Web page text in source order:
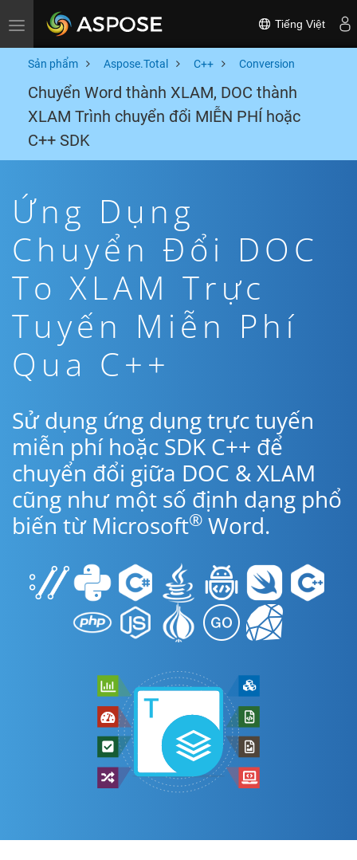
Toggle navigation Tiếng Việt
Sản phẩm Aspose.Total C++ Conversion
Chuyển Word thành XLAM, DOC thành
XLAM Trình chuyển đổi MIỄN PHÍ hoặc
C++ SDK
Ứng Dụng
Chuyển Đổi DOC
To XLAM Trực
Tuyến Miễn Phí
Qua C++
Sử dụng ứng dụng trực tuyến
miễn phí hoặc SDK C++ để
chuyển đổi giữa DOC & XLAM
cũng như một số định dạng phổ
biến từ Microsoft® Word.